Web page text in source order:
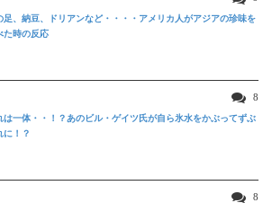
足、納豆、ドリアンなど・・・・アメリカ人がアジアの珍味を
た時の反応
8
は一体・・！？あのビル・ゲイツ氏が自ら氷水をかぶってずぶ
に！？
8